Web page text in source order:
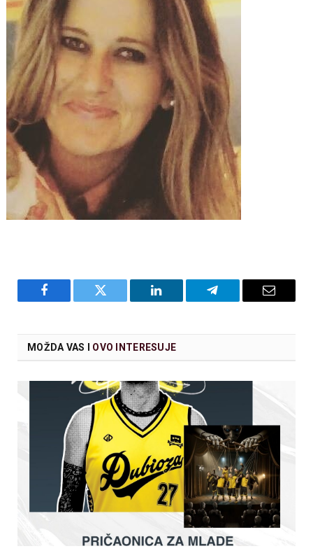
Facebook Twitter LinkedIn Telegram Email
MOŽDA VAS I OVO INTERESUJE